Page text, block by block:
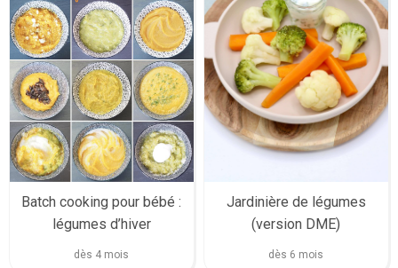
Batch cooking pour bébé :
légumes d’hiver
dès 4 mois
Jardinière de légumes
(version DME)
dès 6 mois